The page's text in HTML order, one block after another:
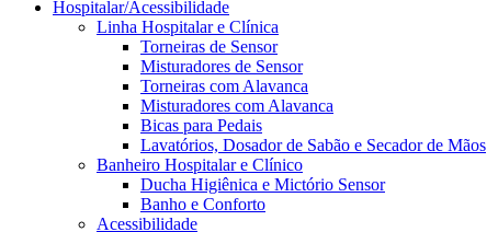
Hospitalar/Acessibilidade
Linha Hospitalar e Clínica
Torneiras de Sensor
Misturadores de Sensor
Torneiras com Alavanca
Misturadores com Alavanca
Bicas para Pedais
Lavatórios, Dosador de Sabão e Secador de Mãos
Banheiro Hospitalar e Clínico
Ducha Higiênica e Mictório Sensor
Banho e Conforto
Acessibilidade